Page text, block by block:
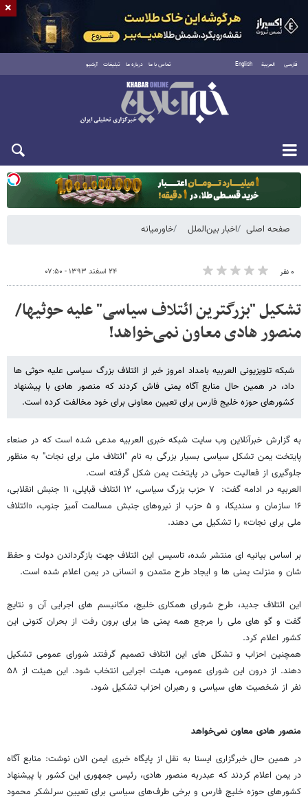
فارسی العربية English تماس با ما درباره ما تبلیغات آرشیو
یکشنبه ۱۸ مرداد ۱۴۰۵
صفحه اصلی اخبار بین‌الملل خاورمیانه
۰ نفر ۲۴ اسفند ۱۳۹۳ - ۰۷:۵۰
تشکیل "بزرگترین ائتلاف سیاسی" علیه حوثی‎ها/
منصور هادی معاون نمی‌خواهد!
شبکه تلویزیونی العربیه بامداد امروز خبر از ائتلاف بزرگ سیاسی علیه حوثی ها
داد، در همین حال منابع آگاه یمنی فاش کردند که منصور هادی با پیشنهاد
کشورهای حوزه خلیج فارس برای تعیین معاونی برای خود مخالفت کرده است.
به گزارش خبرآنلاین وب سایت شبکه خبری العربیه مدعی شده است که در صنعاء
پایتخت یمن تشکل سیاسی بسیار بزرگی به نام "ائتلاف ملی برای نجات" به منظور
جلوگیری از فعالیت حوثی در پایتخت یمن شکل گرفته است.
العربیه در ادامه گفت: ۷ حزب بزرگ سیاسی، ۱۲ ائتلاف قبایلی، ۱۱ جنبش انقلابی،
۱۶ سازمان و سندیکا، و ۵ حزب از نیروهای جنبش مسالمت آمیز جنوب، «ائتلاف
ملی برای نجات» را تشکیل می دهند.
بر اساس بیانیه ای منتشر شده، تاسیس این ائتلاف جهت بازگرداندن دولت و حفظ
شان و منزلت یمنی ها و ایجاد طرح متمدن و انسانی در یمن اعلام شده است.
این ائتلاف جدید، طرح شورای همکاری خلیج، مکانیسم های اجرایی آن و نتایج
گفت و گو های ملی را مرجع همه یمنی ها برای برون رفت از بحران کنونی این
کشور اعلام کرد.
همچنین احزاب و تشکل های این ائتلاف تصمیم گرفتند شورای عمومی تشکیل
دهند. از درون این شورای عمومی، هیئت اجرایی انتخاب شود. این هیئت از ۵۸
نفر از شخصیت های سیاسی و رهبران احزاب تشکیل شود.
منصور هادی معاون نمی‌خواهد
در همین حال خبرگزاری ایسنا به نقل از پایگاه خبری ایمن الان نوشت: منابع آگاه
در یمن اعلام کردند که عبدربه منصور هادی، رئیس جمهوری این کشور با پیشنهاد
کشورهای حوزه خلیج فارس و برخی طرف‌های سیاسی برای تعیین سرلشکر محمود
×